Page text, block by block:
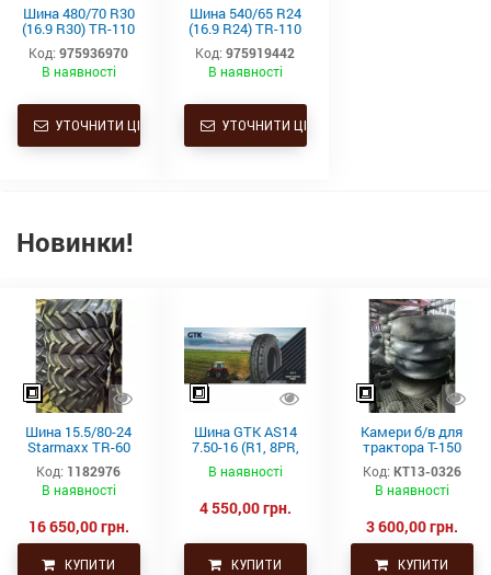
Шина 480/70 R30
(16.9 R30) TR-110
TL 141A8/138B
Starmaxx
Код: 975936970
В наявності
УТОЧНИТИ ЦІНУ
Шина 540/65 R24
(16.9 R24) TR-110
TL 140D/143A8
Starmaxx
Код: 975919442
В наявності
УТОЧНИТИ ЦІНУ
Новинки!
Шина 15.5/80-24
Starmaxx TR-60
(16PR, 163A8, TL)
Код: 1182976
В наявності
16 650,00 грн.
КУПИТИ
Шина GTK AS14
7.50-16 (R1, 8PR,
TT)
В наявності
4 550,00 грн.
КУПИТИ
Камери б/в для
трактора Т-150
21.3-24 (530-610)
СНГ товсті
Код: КТ13-0326
В наявності
3 600,00 грн.
КУПИТИ